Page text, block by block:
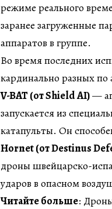
режиме реального
заранее загруженные
аппаратов в группе.
Во время последних
кардинально разных по
V-BAT (от Shield AI)—
запускается из
катапульты. Он
Hornet (от Destinus
дроны швейцарско-
ударов в опасном
Читайте больше: